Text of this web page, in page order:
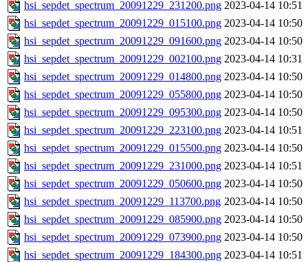
hsi_sepdet_spectrum_20091229_231200.png 2023-04-14 10:51
hsi_sepdet_spectrum_20091229_015100.png 2023-04-14 10:50
hsi_sepdet_spectrum_20091229_091600.png 2023-04-14 10:50
hsi_sepdet_spectrum_20091229_002100.png 2023-04-14 10:31
hsi_sepdet_spectrum_20091229_014800.png 2023-04-14 10:50
hsi_sepdet_spectrum_20091229_055800.png 2023-04-14 10:50
hsi_sepdet_spectrum_20091229_095300.png 2023-04-14 10:50
hsi_sepdet_spectrum_20091229_223100.png 2023-04-14 10:51
hsi_sepdet_spectrum_20091229_015500.png 2023-04-14 10:50
hsi_sepdet_spectrum_20091229_231000.png 2023-04-14 10:51
hsi_sepdet_spectrum_20091229_050600.png 2023-04-14 10:50
hsi_sepdet_spectrum_20091229_113700.png 2023-04-14 10:50
hsi_sepdet_spectrum_20091229_085900.png 2023-04-14 10:50
hsi_sepdet_spectrum_20091229_073900.png 2023-04-14 10:50
hsi_sepdet_spectrum_20091229_184300.png 2023-04-14 10:51